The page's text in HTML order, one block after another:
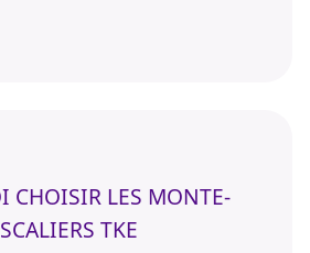
CHOISIR LES MONTE-
TKE